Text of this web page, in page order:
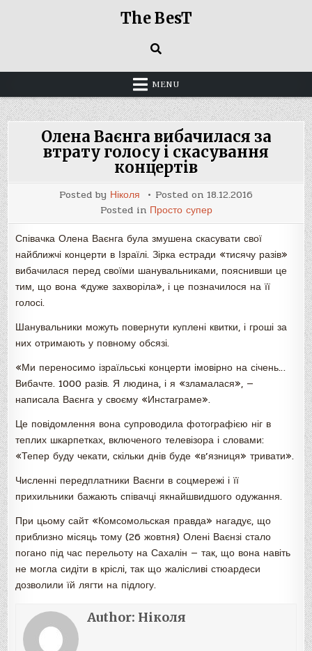
The BesT
MENU
Олена Ваєнга вибачилася за
втрату голосу і скасування
концертів
Posted by Ніколя Posted on 18.12.2016
Posted in Просто супер
Співачка Олена Ваєнга була змушена скасувати свої
найближчі концерти в Ізраїлі. Зірка естради «тисячу разів»
вибачилася перед своїми шанувальниками, пояснивши це
тим, що вона «дуже захворіла», і це позначилося на її
голосі.
Шанувальники можуть повернути куплені квитки, і гроші за
них отримають у повному обсязі.
«Ми переносимо ізраїльські концерти імовірно на січень…
Вибачте. 1000 разів. Я людина, і я «зламалася», —
написала Ваєнга у своєму «Инстаграме».
Це повідомлення вона супроводила фотографією ніг в
теплих шкарпетках, включеного телевізора і словами:
«Тепер буду чекати, скільки днів буде «в’язниця» тривати».
Численні передплатники Ваєнги в соцмережі і її
прихильники бажають співачці якнайшвидшого одужання.
При цьому сайт «Комсомольская правда» нагадує, що
приблизно місяць тому (26 жовтня) Олені Ваєнзі стало
погано під час перельоту на Сахалін — так, що вона навіть
не могла сидіти в кріслі, так що жалісливі стюардеси
дозволили їй лягти на підлогу.
Author: Ніколя